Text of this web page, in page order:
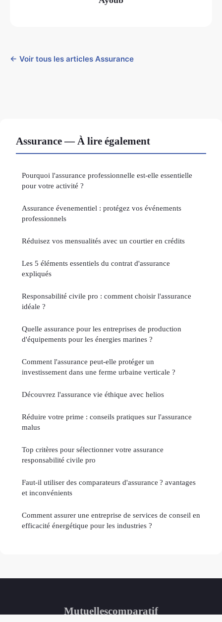
← Voir tous les articles Assurance
Assurance — À lire également
Pourquoi l'assurance professionnelle est-elle essentielle
pour votre activité ?
Assurance évenementiel : protégez vos événements
professionnels
Réduisez vos mensualités avec un courtier en crédits
Les 5 éléments essentiels du contrat d'assurance
expliqués
Responsabilité civile pro : comment choisir l'assurance
idéale ?
Quelle assurance pour les entreprises de production
d'équipements pour les énergies marines ?
Comment l'assurance peut-elle protéger un
investissement dans une ferme urbaine verticale ?
Découvrez l'assurance vie éthique avec helios
Réduire votre prime : conseils pratiques sur l'assurance
malus
Top critères pour sélectionner votre assurance
responsabilité civile pro
Faut-il utiliser des comparateurs d'assurance ? avantages
et inconvénients
Comment assurer une entreprise de services de conseil en
efficacité énergétique pour les industries ?
Mutuellescomparatif